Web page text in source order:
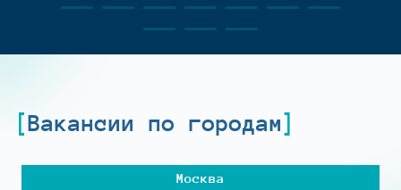
Вакансии по городам
Москва